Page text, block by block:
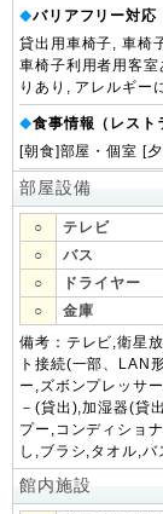
◆バリアフリー対応
貸出用車椅子, 車椅
車椅子利用者用客
りあり, アレルギー
◆食事情報（レスト
[朝食]部屋・個室 [
部屋設備
○ テレビ
○
バス
○
ドライヤー
○
金庫
備考：テレビ,衛星
ト接続(一部、LAN
ー,ズボンプレッサ
－(貸出),加湿器(貸
プー,コンディショ
し,ブラシ,タオル,
館内施設